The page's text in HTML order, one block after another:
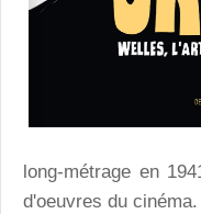
long-métrage en
d'oeuvres du cinéma.